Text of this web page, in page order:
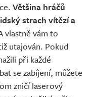
Většina hráčů
strach vítězí a
vlastně vám to
utajován. Pokud
při každé
se zabíjení, můžete
zničí laserový